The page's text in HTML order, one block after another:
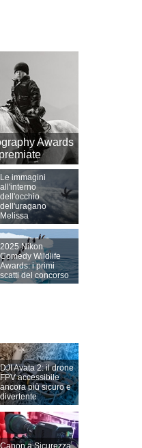
Awards
Le immagini
all'interno
dell'occhio
dell'uragano
Melissa
2025 Nikon
Comedy Wildlife
Awards: i primi
scatti del concorso
DJI Avata 2: il drone
FPV accessibile
ancora più sicuro e
divertente